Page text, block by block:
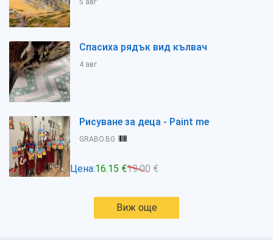
5 авг
Спасиха рядък вид кълвач
4 авг
Рисуване за деца - Paint me
GRABO.BG
Цена:16.15 €19.00 €
Виж още